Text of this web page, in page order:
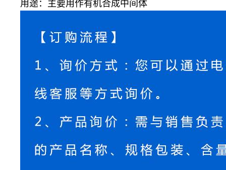
用途：主要用作有机合成中间体